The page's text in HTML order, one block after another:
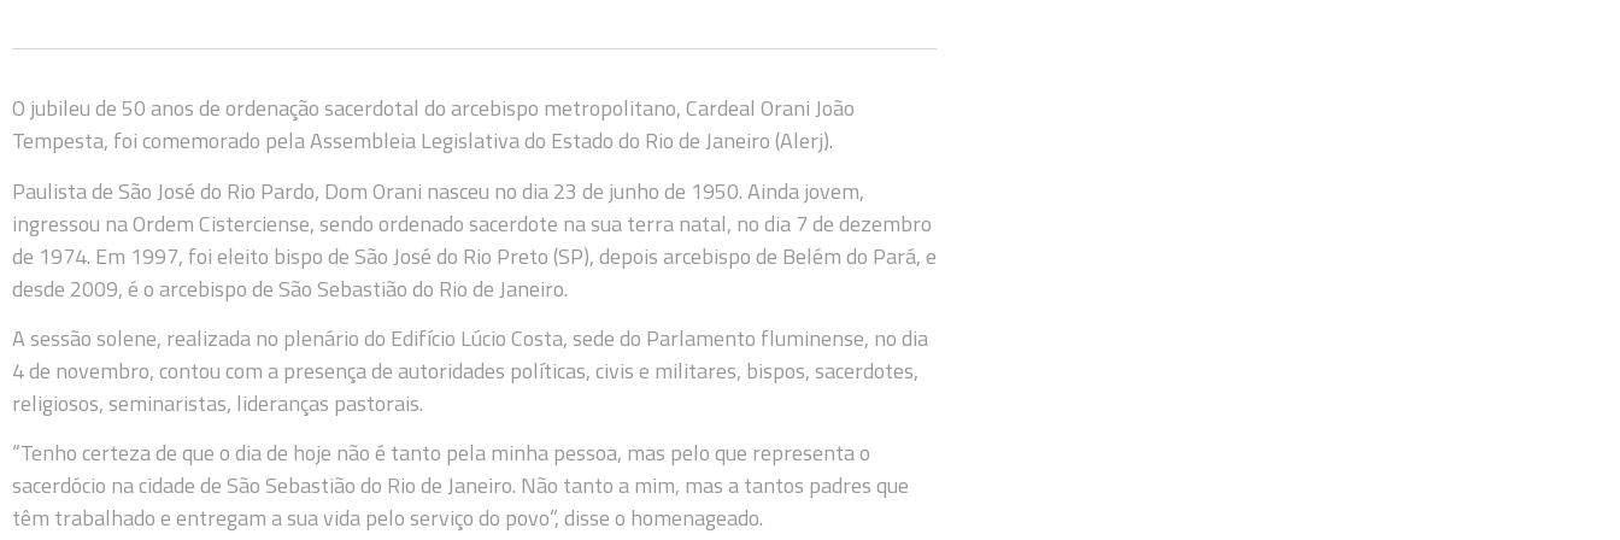
O jubileu de 50 anos de ordenação sacerdotal do arcebispo metropolitano, Cardeal Orani João
Tempesta, foi comemorado pela Assembleia Legislativa do Estado do Rio de Janeiro (Alerj).
Paulista de São José do Rio Pardo, Dom Orani nasceu no dia 23 de junho de 1950. Ainda jovem,
ingressou na Ordem Cisterciense, sendo ordenado sacerdote na sua terra natal, no dia 7 de dezembro
de 1974. Em 1997, foi eleito bispo de São José do Rio Preto (SP), depois arcebispo de Belém do Pará, e
desde 2009, é o arcebispo de São Sebastião do Rio de Janeiro.
A sessão solene, realizada no plenário do Edifício Lúcio Costa, sede do Parlamento fluminense, no dia
4 de novembro, contou com a presença de autoridades políticas, civis e militares, bispos, sacerdotes,
religiosos, seminaristas, lideranças pastorais.
“Tenho certeza de que o dia de hoje não é tanto pela minha pessoa, mas pelo que representa o
sacerdócio na cidade de São Sebastião do Rio de Janeiro. Não tanto a mim, mas a tantos padres que
têm trabalhado e entregam a sua vida pelo serviço do povo”, disse o homenageado.